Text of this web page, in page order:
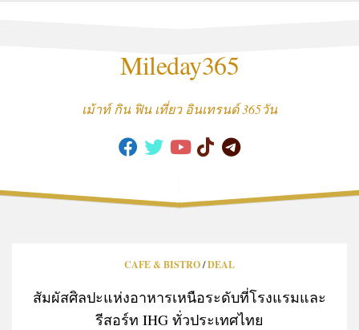
Mileday365
เม้าท์ กิน ฟิน เที่ยว อินเทรนด์ 365วัน
CAFE & BISTRO/DEAL
สัมผัสศิลปะแห่งอาหารเหนือระดับที่โรงแรมและ
รีสอร์ท IHG ทั่วประเทศไทย